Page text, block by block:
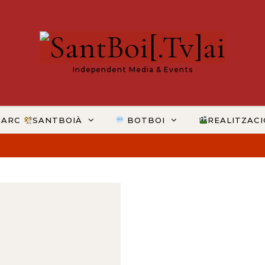
Independent Media & Events
SANTBOIÀ BOTBOI